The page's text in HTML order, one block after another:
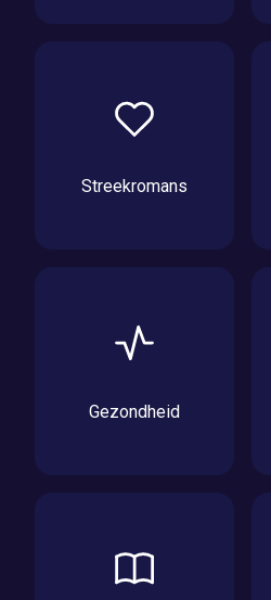
Streekromans
Gezondheid